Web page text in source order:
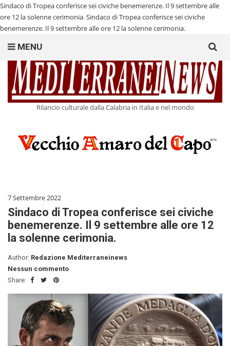
Sindaco di Tropea conferisce sei civiche benemerenze. Il 9 settembre alle
ore 12 la solenne cerimonia.Sindaco di Tropea conferisce sei civiche
benemerenze. Il 9 settembre alle ore 12 la solenne cerimonia.
Rilancio culturale dalla Calabria in Italia e nel mondo
MENU
for:
7 Settembre 2022
Sindaco di Tropea conferisce sei civiche
benemerenze. Il 9 settembre alle ore 12
la solenne cerimonia.
Author: Redazione Mediterraneinews
Nessun commento
Share: